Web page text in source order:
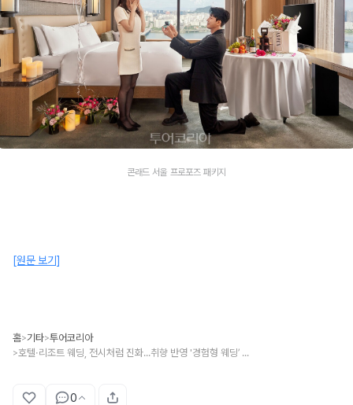
콘래드 서울 프로포즈 패키지
[원문 보기]
홈>기타>투어코리아
> 호텔·리조트 웨딩, 전시처럼 진화...취향 반영 '경험형 웨딩’ 뜬다
0